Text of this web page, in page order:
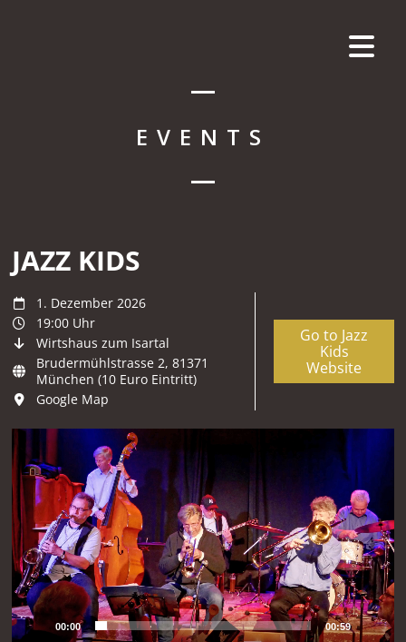
EVENTS
JAZZ KIDS
1. Dezember 2026
19:00 Uhr
Wirtshaus zum Isartal
Brudermühlstrasse 2, 81371
München (10 Euro Eintritt)
Google Map
Go to Jazz
Kids
Website
Video-
Player
00:00 00:59